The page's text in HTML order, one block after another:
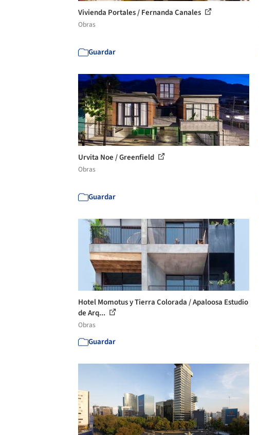
Vivienda Portales / Fernanda Canales
Obras
Guardar
Urvita Noe / Greenfield
Obras
Guardar
Hotel Momotus y Tierra Colorada / Apaloosa Estudio
de Arq...
Obras
Guardar